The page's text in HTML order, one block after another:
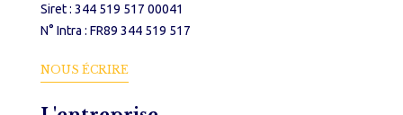
Siret : 344 519 517 00041
N° Intra : FR89 344 519 517
NOUS ÉCRIRE